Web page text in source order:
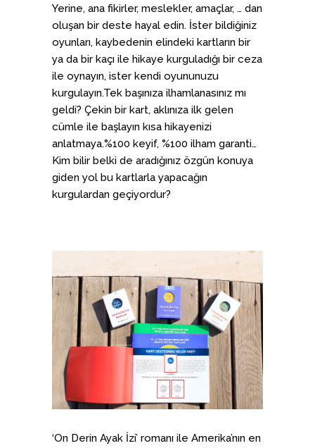
Yerine, ana fikirler, meslekler, amaçlar, … dan
oluşan bir deste hayal edin. İster bildiğiniz
oyunları, kaybedenin elindeki kartların bir
ya da bir kaçı ile hikaye kurguladığı bir ceza
ile oynayın, ister kendi oyununuzu
kurgulayın.Tek başınıza ilhamlanasınız mı
geldi? Çekin bir kart, aklınıza ilk gelen
cümle ile başlayın kısa hikayenizi
anlatmaya.%100 keyif, %100 ilham garanti…
Kim bilir belki de aradığınız özgün konuya
giden yol bu kartlarla yapacağın
kurgulardan geçiyordur?
‘On Derin Ayak İzi’ romanı ile Amerika’nın en